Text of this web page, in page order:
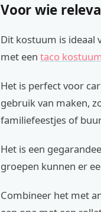
Voor wie
Dit kostuum is ideaal
met een taco
Het is perfect voor
gebruik van maken,
familiefeestjes of
Het is een
groepen kunnen er
Combineer het met